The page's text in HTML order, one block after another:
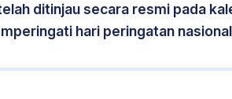
ditinjau secara resmi pada
hari peringatan